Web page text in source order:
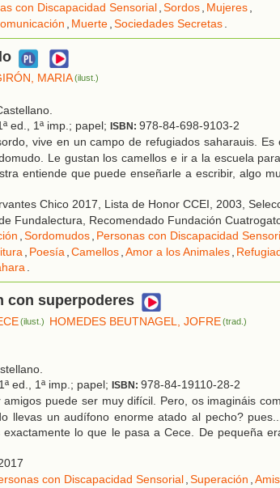
con Discapacidad Sensorial,Sordos, Mujeres,
, Muerte,Sociedades Secretas.
MARIA(ilust.)
ed., 1ª imp.; papel; ISBN: 978-84-698-9103-2
vive en un campo de refugiados saharauis. Es
Le gustan los camellos e ir a la escuela
entiende que puede enseñarle a escribir, algo
Chico 2017, Lista de Honor CCEI, 2003,
Fundalectura, Recomendado Fundación
,Sordomudos, Personas con Discapacidad
, Poesía,Camellos,Amor a los Animales,
.
con superpoderes
(ilust.) HOMEDES BEUTNAGEL, JOFRE (trad.)
ed., 1ª imp.; papel; ISBN: 978-84-19110-28-2
amigos puede ser muy difícil. Pero, os imagináis
llevas un audífono enorme atado al pecho?
lo que le pasa a Cece. De pequeña
con Discapacidad Sensorial,Superación ,